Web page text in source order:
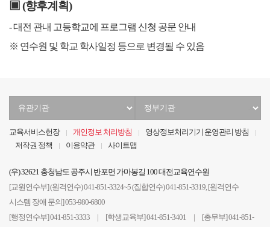
▣ (향후계획)
- 대전 관내 고등학교에 프로그램 신청 공문 안내
※ 연수원 및 학교 학사일정 등으로 변경될 수 있음
교육서비스헌장 개인정보 처리방침
영상정보처리기기 운영관리 방침
저작권 정책
이용약관 사이트맵
(우) 32621 충청남도 공주시 반포면 가마봉길 100 대전교육연수원
[교원연수부] (원격연수) 041-851-3324~5 (집합연수) 041-851-3319, [원격연수
시스템 장애 문의] 053-980-6800
[행정연수부] 041-851-3333 | [학생교육부] 041-851-3401 | [총무부] 041-851-
관
선
관
선